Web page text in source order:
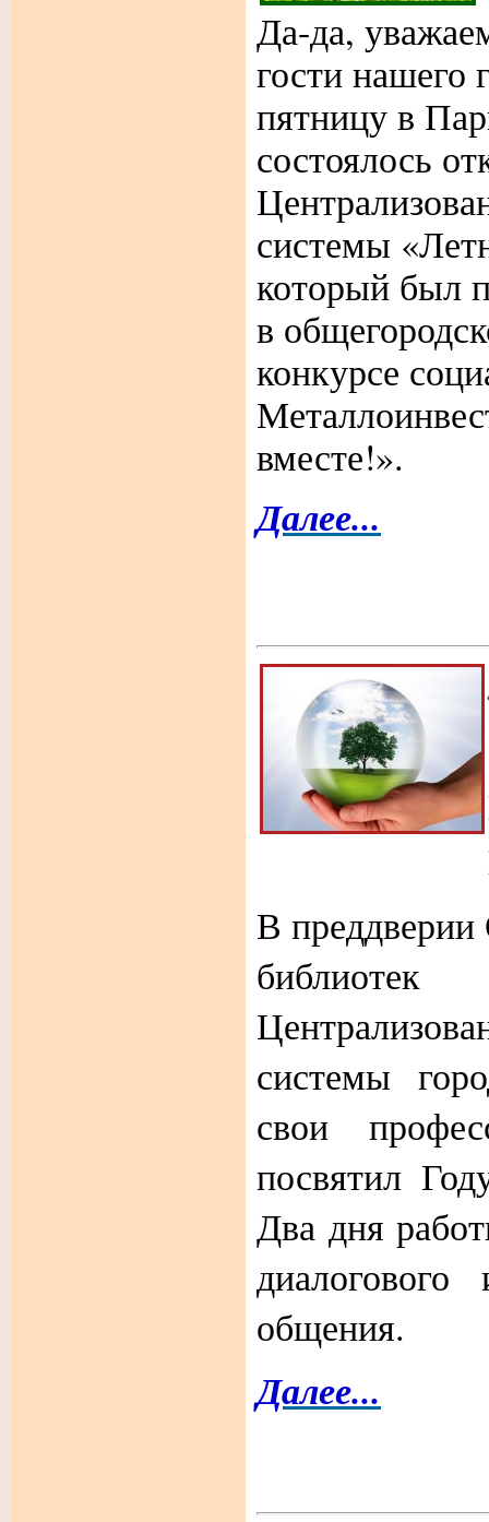
Да-да,
гости
пятницу в
состоялось
системы
который был
в
конкурсе
вместе!».
Далее...
В
системы
свои
посвятил
Два дня
диалогового
общения.
Далее...